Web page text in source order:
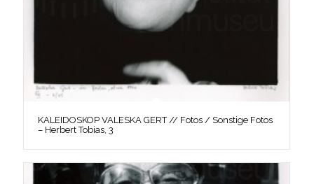
KALEIDOSKOP VALESKA GERT // Fotos / Sonstige Fotos
– Herbert Tobias, 3